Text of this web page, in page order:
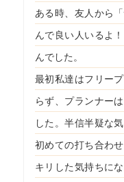
ある時、友人から
んで良い人いるよ
んでした。
最初私達はフリー
らず、プランナー
した。半信半疑な
初めての打ち合わ
キリした気持ちに